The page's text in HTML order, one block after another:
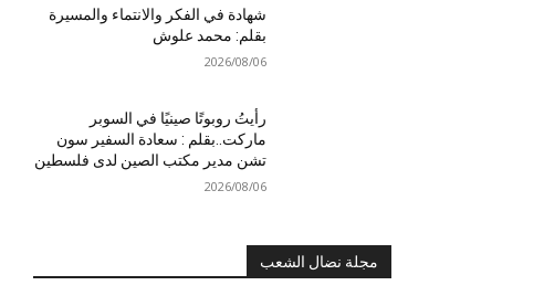
شهادة في الفكر والانتماء والمسيرة
بقلم: محمد علوش
2026/08/06
رأيتُ روبوتًا صينيًا في السوبر
ماركت..بقلم : سعادة السفير سون
تشن مدير مكتب الصين لدى فلسطين
2026/08/06
مجلة نضال الشعب